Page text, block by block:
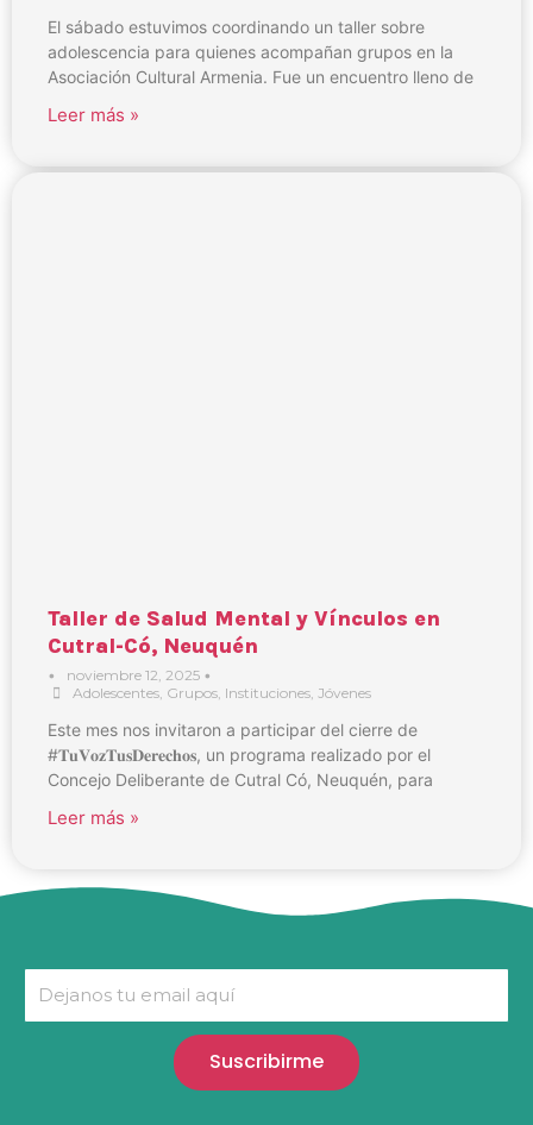
El sábado estuvimos coordinando un taller sobre
adolescencia para quienes acompañan grupos en la
Asociación Cultural Armenia. Fue un encuentro lleno de
Leer más »
Taller de Salud Mental y Vínculos en
Cutral-Có, Neuquén
• noviembre 12, 2025 •
Adolescentes, Grupos, Instituciones, Jóvenes
Este mes nos invitaron a participar del cierre de
#𝐓𝐮𝐕𝐨𝐳𝐓𝐮𝐬𝐃𝐞𝐫𝐞𝐜𝐡𝐨𝐬, un programa realizado por el
Concejo Deliberante de Cutral Có, Neuquén, para
Leer más »
Suscribirme